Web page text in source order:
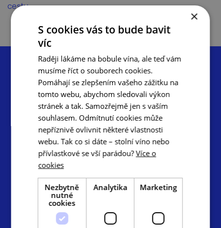
cestu.
Centrála cestovního ruchu – Jižní Morava, z.s.p.o.
Radnická 2, 602 00 Brno
info@ccrjm.cz
www.ccrjm.cz
Facebook YouTube Instagram
Odkazy
TOP cíle
×
S cookies vás to bude bavit
víc
Raději lákáme na bobule vína, ale teď vám
musíme říct o souborech cookies.
Pomáhají se zlepšením vašeho zážitku na
tomto webu, abychom sledovali výkon
stránek a tak. Samozřejmě jen s vaším
souhlasem. Odmítnutí cookies může
nepříznivě ovlivnit některé vlastnosti
webu. Tak co si dáte – stolní víno nebo
přívlastkové se vší parádou?Více o
cookies
Nezbytně
nutné
cookies
Analytika Marketing